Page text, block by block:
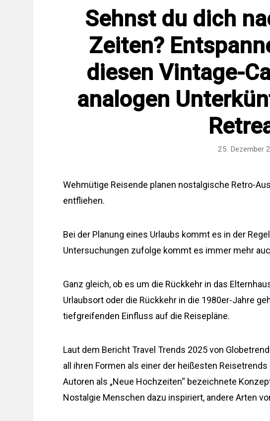
Sehnst du dich
Zeiten?
diesen Vintage-
analogen
25. Dezember
Wehmütige Reisende planen nostalgische Retro-
entfliehen.
Bei der Planung eines Urlaubs kommt es in der
Untersuchungen zufolge kommt es immer mehr
Ganz gleich, ob es um die Rückkehr in das
Urlaubsort oder die Rückkehr in die 1980er-Jahre
tiefgreifenden Einfluss auf die Reisepläne.
Laut dem Bericht Travel Trends 2025 von
all ihren Formen als einer der heißesten
Autoren als „Neue Hochzeiten“ bezeichnete
Nostalgie Menschen dazu inspiriert, andere Arten